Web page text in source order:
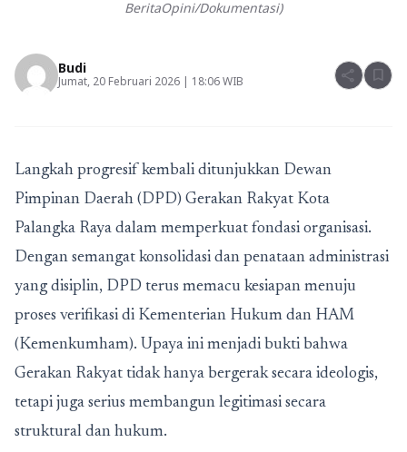
BeritaOpini/Dokumentasi)
Budi
Jumat, 20 Februari 2026 | 18:06 WIB share bookmark
Langkah progresif kembali ditunjukkan Dewan
Pimpinan Daerah (DPD) Gerakan Rakyat Kota
Palangka Raya dalam memperkuat fondasi organisasi.
Dengan semangat konsolidasi dan penataan administrasi
yang disiplin, DPD terus memacu kesiapan menuju
proses verifikasi di Kementerian Hukum dan HAM
(Kemenkumham). Upaya ini menjadi bukti bahwa
Gerakan Rakyat tidak hanya bergerak secara ideologis,
tetapi juga serius membangun legitimasi secara
struktural dan hukum.